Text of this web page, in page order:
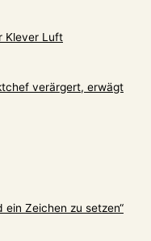
Klever Luft
verärgert, erwägt
ein Zeichen zu setzen“